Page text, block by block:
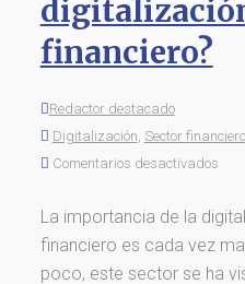
financiero?
Redactor destacado
Digitalización, Sector financiero
Comentarios desactivados
La importancia de la
financiero es cada vez
poco, este sector se ha